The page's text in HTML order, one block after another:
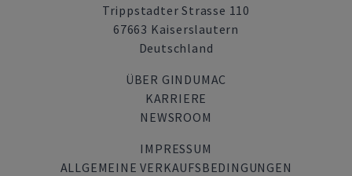
Trippstadter Strasse 110
67663 Kaiserslautern
Deutschland
ÜBER GINDUMAC
KARRIERE
NEWSROOM
IMPRESSUM
ALLGEMEINE VERKAUFSBEDINGUNGEN